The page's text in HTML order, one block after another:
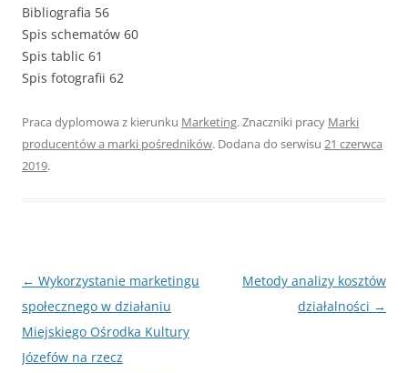
Bibliografia 56
Spis schematów 60
Spis tablic 61
Spis fotografii 62
Praca dyplomowa z kierunku Marketing. Znaczniki pracy Marki
producentów a marki pośredników. Dodana do serwisu 21 czerwca
2019.
Nawigacja
wpisu
← Wykorzystanie marketingu
społecznego w działaniu
Miejskiego Ośrodka Kultury
Józefów na rzecz
Metody analizy kosztów
działalności →